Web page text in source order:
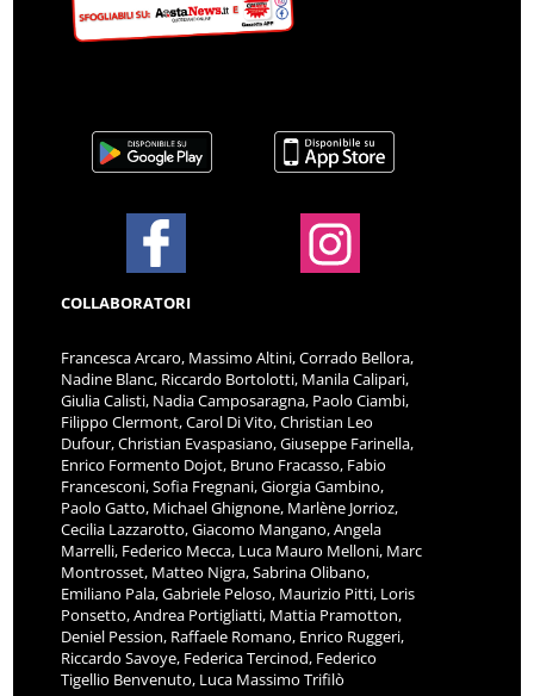
COLLABORATORI
Francesca Arcaro, Massimo Altini, Corrado Bellora,
Nadine Blanc, Riccardo Bortolotti, Manila Calipari,
Giulia Calisti, Nadia Camposaragna, Paolo Ciambi,
Filippo Clermont, Carol Di Vito, Christian Leo
Dufour, Christian Evaspasiano, Giuseppe Farinella,
Enrico Formento Dojot, Bruno Fracasso, Fabio
Francesconi, Sofia Fregnani, Giorgia Gambino,
Paolo Gatto, Michael Ghignone, Marlène Jorrioz,
Cecilia Lazzarotto, Giacomo Mangano, Angela
Marrelli, Federico Mecca, Luca Mauro Melloni, Marc
Montrosset, Matteo Nigra, Sabrina Olibano,
Emiliano Pala, Gabriele Peloso, Maurizio Pitti, Loris
Ponsetto, Andrea Portigliatti, Mattia Pramotton,
Deniel Pession, Raffaele Romano, Enrico Ruggeri,
Riccardo Savoye, Federica Tercinod, Federico
Tigellio Benvenuto, Luca Massimo Trifilò